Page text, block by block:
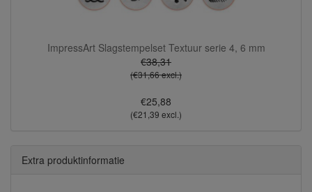
ImpressArt Slagstempelset Textuur serie 4, 6 mm
€38,31
(€31,66 excl.)
€25,88
(€21,39 excl.)
Extra produktinformatie